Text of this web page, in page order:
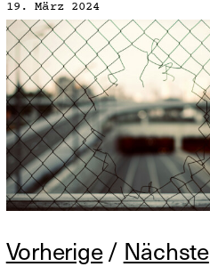
19. März 2024
Vorherige/ Nächste